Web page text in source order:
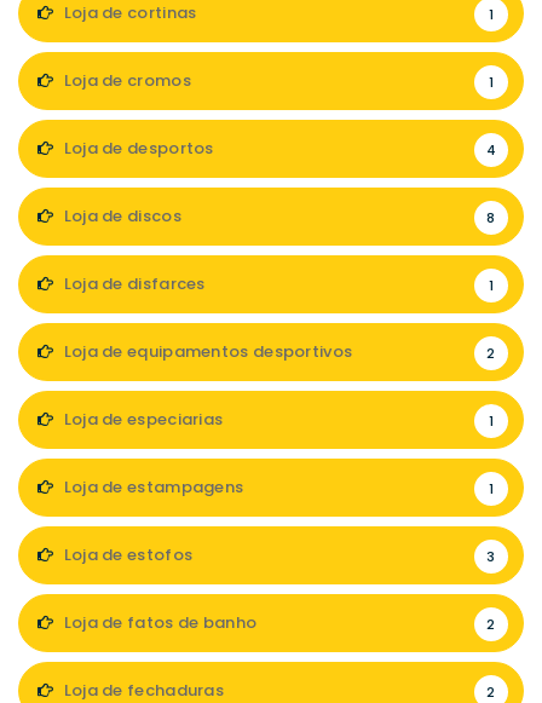
Loja de cortinas 1
Loja de cromos 1
Loja de desportos 4
Loja de discos 8
Loja de disfarces 1
Loja de equipamentos desportivos 2
Loja de especiarias 1
Loja de estampagens 1
Loja de estofos 3
Loja de fatos de banho 2
Loja de fechaduras 2